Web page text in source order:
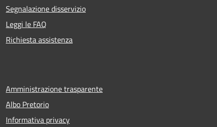
Segnalazione disservizio
Leggi le FAQ
Richiesta assistenza
Amministrazione trasparente
Albo Pretorio
Informativa privacy